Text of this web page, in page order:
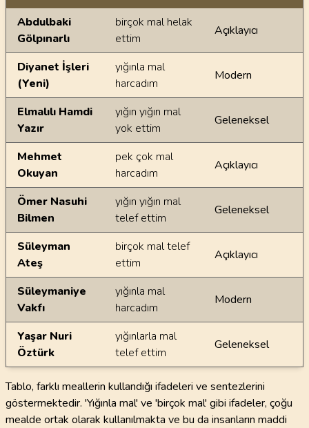
Ayetin meallerindeki dilsel farklılıklar
Abdulbaki
Gölpınarlı
birçok mal helak
ettim
Açıklayıcı
Diyanet İşleri
(Yeni)
yığınla mal
harcadım
Modern
Elmalılı Hamdi
Yazır
yığın yığın mal
yok ettim
Geleneksel
Mehmet
Okuyan
pek çok mal
harcadım
Açıklayıcı
Ömer Nasuhi
Bilmen
yığın yığın mal
telef ettim
Geleneksel
Süleyman
Ateş
birçok mal telef
ettim
Açıklayıcı
Süleymaniye
Vakfı
yığınla mal
harcadım
Modern
Yaşar Nuri
Öztürk
yığınlarla mal
telef ettim
Geleneksel
Tablo, farklı meallerin kullandığı ifadeleri ve sentezlerini
göstermektedir. 'Yığınla mal' ve 'birçok mal' gibi ifadeler, çoğu
mealde ortak olarak kullanılmakta ve bu da insanların maddi